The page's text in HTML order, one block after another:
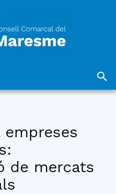
Comarcal
del
empreses
de mercats